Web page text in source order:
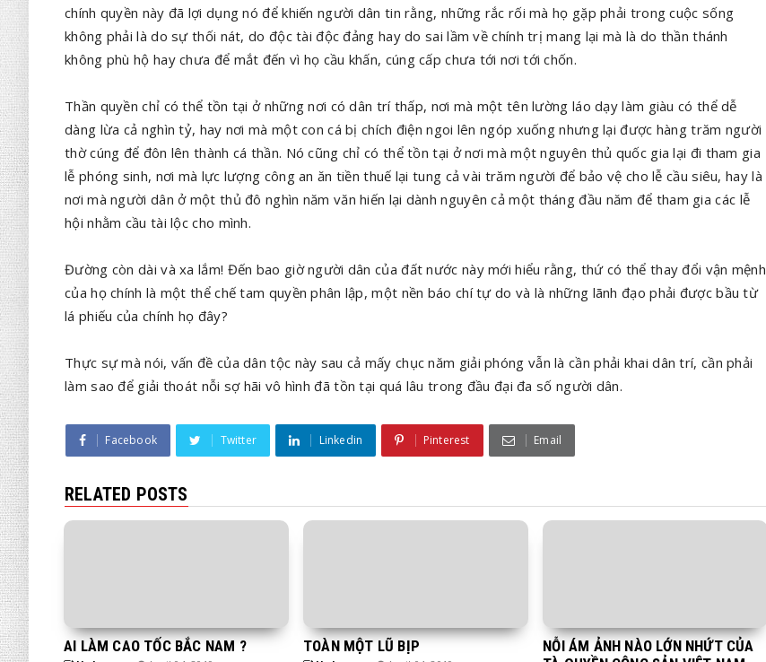
chính quyền này đã lợi dụng nó để khiến người dân tin rằng, những rắc rối mà họ gặp phải trong cuộc sống
không phải là do sự thối nát, do độc tài độc đảng hay do sai lầm về chính trị mang lại mà là do thần thánh
không phù hộ hay chưa để mắt đến vì họ cầu khấn, cúng cấp chưa tới nơi tới chốn.
Thần quyền chỉ có thể tồn tại ở những nơi có dân trí thấp, nơi mà một tên lường láo dạy làm giàu có thể dễ
dàng lừa cả nghìn tỷ, hay nơi mà một con cá bị chích điện ngoi lên ngóp xuống nhưng lại được hàng trăm người
thờ cúng để đôn lên thành cá thần. Nó cũng chỉ có thể tồn tại ở nơi mà một nguyên thủ quốc gia lại đi tham gia
lễ phóng sinh, nơi mà lực lượng công an ăn tiền thuế lại tung cả vài trăm người để bảo vệ cho lễ cầu siêu, hay là
nơi mà người dân ở một thủ đô nghìn năm văn hiến lại dành nguyên cả một tháng đầu năm để tham gia các lễ
hội nhằm cầu tài lộc cho mình.
Đường còn dài và xa lắm! Đến bao giờ người dân của đất nước này mới hiểu rằng, thứ có thể thay đổi vận mệnh
của họ chính là một thể chế tam quyền phân lập, một nền báo chí tự do và là những lãnh đạo phải được bầu từ
lá phiếu của chính họ đây?
Thực sự mà nói, vấn đề của dân tộc này sau cả mấy chục năm giải phóng vẫn là cần phải khai dân trí, cần phải
làm sao để giải thoát nỗi sợ hãi vô hình đã tồn tại quá lâu trong đầu đại đa số người dân.
Facebook Twitter Linkedin Pinterest Email
RELATED POSTS
AI LÀM CAO TỐC BẮC NAM ? TOÀN MỘT LŨ BỊP
NỖI ÁM ẢNH NÀO LỚN NHỨT CỦA